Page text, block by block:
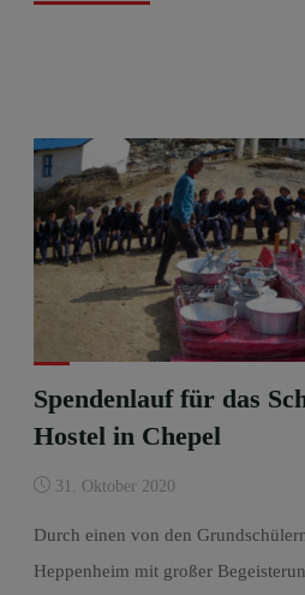
Spendenlauf für das
Hostel in Chepel
31. Oktober 2020
Durch einen von den
Heppenheim mit großer